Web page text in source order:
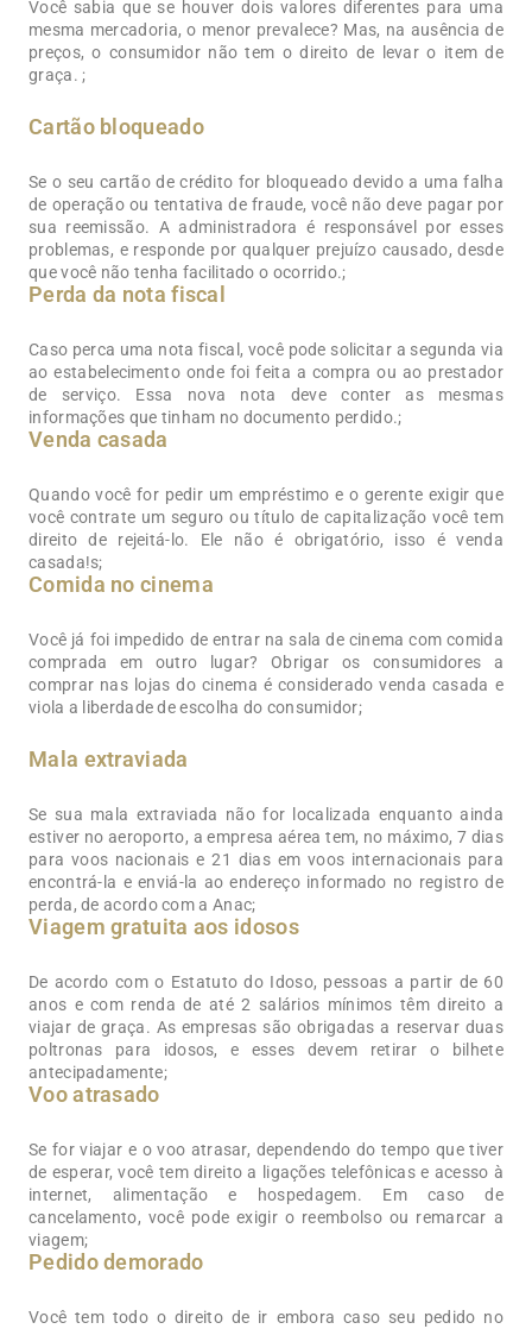
Você sabia que se houver dois valores diferentes para uma
mesma mercadoria, o menor prevalece? Mas, na ausência de
preços, o consumidor não tem o direito de levar o item de
graça. ;
Cartão bloqueado
Se o seu cartão de crédito for bloqueado devido a uma falha
de operação ou tentativa de fraude, você não deve pagar por
sua reemissão. A administradora é responsável por esses
problemas, e responde por qualquer prejuízo causado, desde
que você não tenha facilitado o ocorrido.;
Perda da nota fiscal
Caso perca uma nota fiscal, você pode solicitar a segunda via
ao estabelecimento onde foi feita a compra ou ao prestador
de serviço. Essa nova nota deve conter as mesmas
informações que tinham no documento perdido.;
Venda casada
Quando você for pedir um empréstimo e o gerente exigir que
você contrate um seguro ou título de capitalização você tem
direito de rejeitá-lo. Ele não é obrigatório, isso é venda
casada!s;
Comida no cinema
Você já foi impedido de entrar na sala de cinema com comida
comprada em outro lugar? Obrigar os consumidores a
comprar nas lojas do cinema é considerado venda casada e
viola a liberdade de escolha do consumidor;
Mala extraviada
Se sua mala extraviada não for localizada enquanto ainda
estiver no aeroporto, a empresa aérea tem, no máximo, 7 dias
para voos nacionais e 21 dias em voos internacionais para
encontrá-la e enviá-la ao endereço informado no registro de
perda, de acordo com a Anac;
Viagem gratuita aos idosos
De acordo com o Estatuto do Idoso, pessoas a partir de 60
anos e com renda de até 2 salários mínimos têm direito a
viajar de graça. As empresas são obrigadas a reservar duas
poltronas para idosos, e esses devem retirar o bilhete
antecipadamente;
Voo atrasado
Se for viajar e o voo atrasar, dependendo do tempo que tiver
de esperar, você tem direito a ligações telefônicas e acesso à
internet, alimentação e hospedagem. Em caso de
cancelamento, você pode exigir o reembolso ou remarcar a
viagem;
Pedido demorado
Você tem todo o direito de ir embora caso seu pedido no